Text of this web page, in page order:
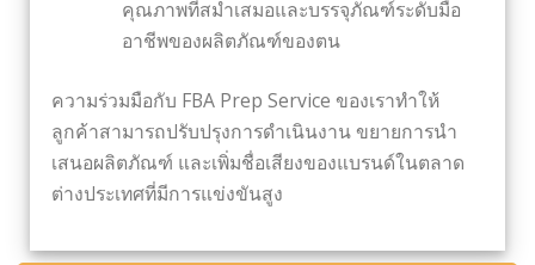
คุณภาพที่สม่ำเสมอและบรรจุภัณฑ์ระดับมือ
อาชีพของผลิตภัณฑ์ของตน
ความร่วมมือกับ FBA Prep Service ของเราทำให้
ลูกค้าสามารถปรับปรุงการดำเนินงาน ขยายการนำ
เสนอผลิตภัณฑ์ และเพิ่มชื่อเสียงของแบรนด์ในตลาด
ต่างประเทศที่มีการแข่งขันสูง